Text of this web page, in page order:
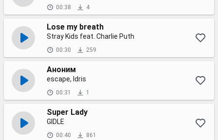
00:38 4
Lose my breath
Stray Kids feat. Charlie Puth
00:30 259
Аноним
escape, Idris
00:31 1
Super Lady
GIDLE
00:40 861